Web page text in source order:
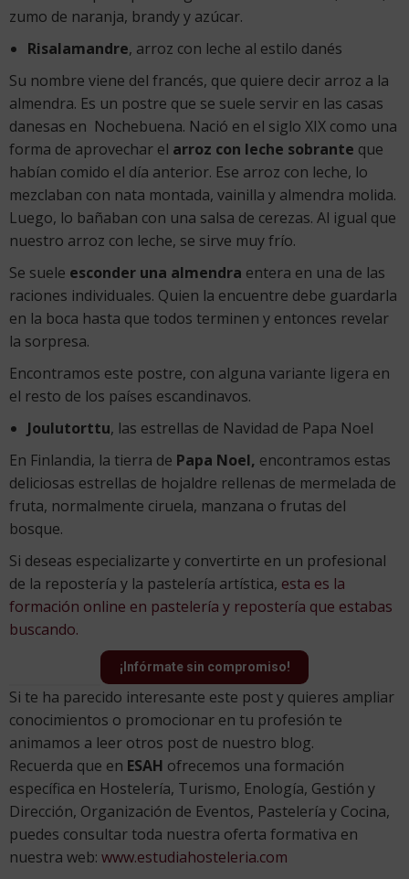
zumo de naranja, brandy y azúcar.
Risalamandre, arroz con leche al estilo danés
Su nombre viene del francés, que quiere decir arroz a la
almendra. Es un postre que se suele servir en las casas
danesas en Nochebuena. Nació en el siglo XIX como una
forma de aprovechar el arroz con leche sobrante que
habían comido el día anterior. Ese arroz con leche, lo
mezclaban con nata montada, vainilla y almendra molida.
Luego, lo bañaban con una salsa de cerezas. Al igual que
nuestro arroz con leche, se sirve muy frío.
Se suele esconder una almendra entera en una de las
raciones individuales. Quien la encuentre debe guardarla
en la boca hasta que todos terminen y entonces revelar
la sorpresa.
Encontramos este postre, con alguna variante ligera en
el resto de los países escandinavos.
Joulutorttu, las estrellas de Navidad de Papa Noel
En Finlandia, la tierra de Papa Noel, encontramos estas
deliciosas estrellas de hojaldre rellenas de mermelada de
fruta, normalmente ciruela, manzana o frutas del
bosque.
Si deseas especializarte y convertirte en un profesional
de la repostería y la pastelería artística, esta es la
formación online en pastelería y repostería que estabas
buscando.
¡Infórmate sin compromiso!
Si te ha parecido interesante este post y quieres ampliar
conocimientos o promocionar en tu profesión te
animamos a leer otros post de nuestro blog.
Recuerda que en ESAH ofrecemos una formación
específica en Hostelería, Turismo, Enología, Gestión y
Dirección, Organización de Eventos, Pastelería y Cocina,
puedes consultar toda nuestra oferta formativa en
nuestra web: www.estudiahosteleria.com